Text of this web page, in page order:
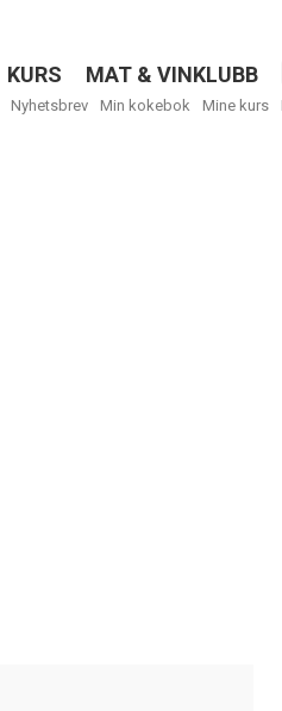
KURS MAT & VINKLUBB
Nyhetsbrev Min kokebok Mine kurs